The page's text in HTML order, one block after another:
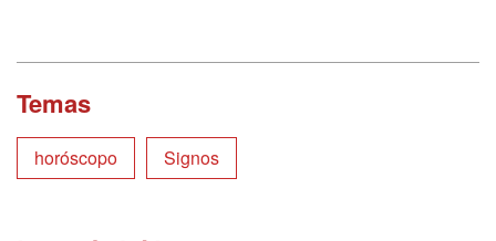
Temas
horóscopo Signos